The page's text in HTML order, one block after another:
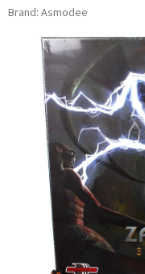
Brand: Asmodee